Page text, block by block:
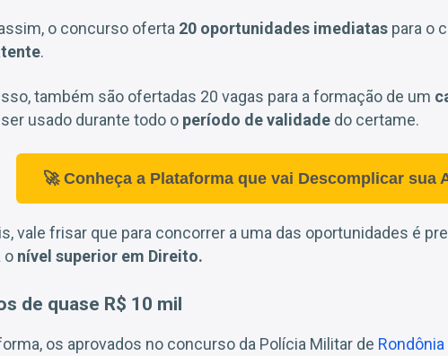
o concurso oferta 20 oportunidades imediatas para o
.
também são ofertadas 20 vagas para a formação de um
usado durante todo o período de validade do certame.
🚀 Conheça a Plataforma que vai Descomplicar sua
vale frisar que para concorrer a uma das oportunidades é
o nível superior em Direito.
de quase R$ 10 mil
os aprovados no concurso da Polícia Militar de Rondônia